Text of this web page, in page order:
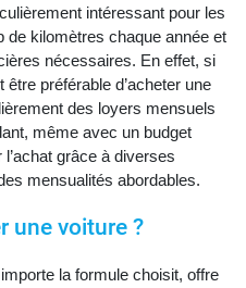
intéressant pour les
de kilomètres chaque année et
nécessaires. En effet, si
préférable d’acheter une
des loyers mensuels
même avec un budget
grâce à diverses
mensualités abordables.
une voiture ?
la formule choisit, offre